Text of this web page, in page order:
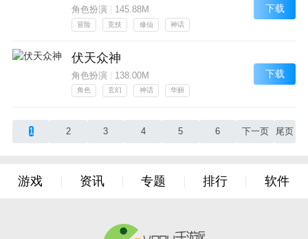
角色扮演 145.88M
冒险 竞技 修仙 神话
下载
伏天众神
角色扮演 138.00M
角色 玄幻 神话 华丽
下载
1 2 3 4 5 6 下一页 尾页
游戏 资讯 专题 排行 软件